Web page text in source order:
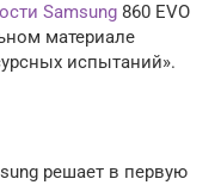
Samsung 860 EVO
материале
испытаний».
решает в первую